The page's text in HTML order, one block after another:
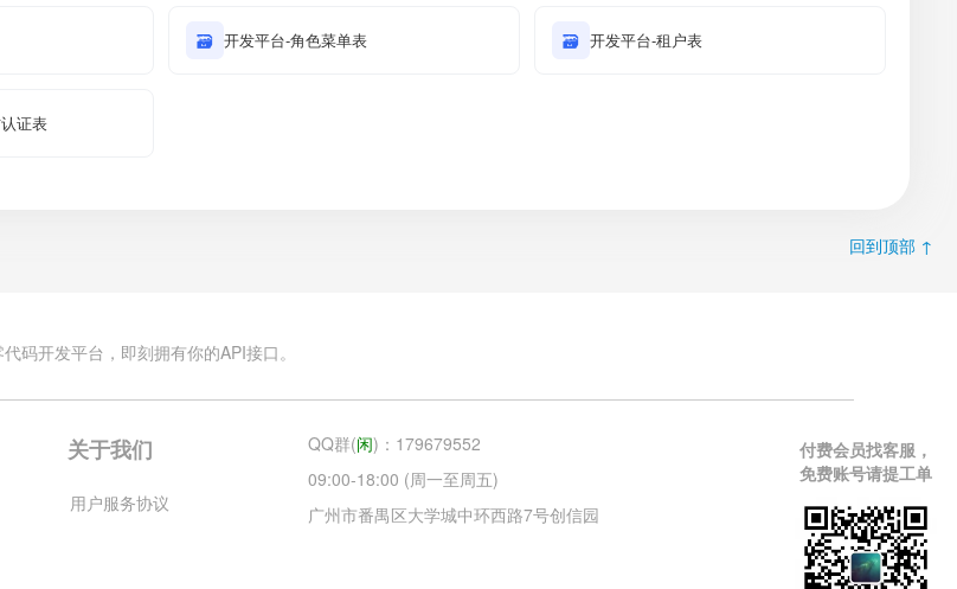
🗃 开发平台-角色菜单表 🗃 开发平台-租户表
证表
回到顶部 ↑
码开发平台，即刻拥有你的API接口。
关于我们
用户服务协议
QQ群(闲)：179679552
09:00-18:00 (周一至周五)
广州市番禺区大学城中环西路7号创信园
付费会员找客服，
免费账号请提工单